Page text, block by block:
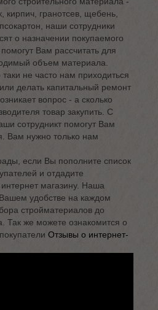
кирпич, гранотсев, щебень,
наши сотрудники
о назначении покупаемого
Вам рассчитать для
объем материала.
не часто нам приходиться
делать капитальный ремонт
вопрос - а сколько
товар закупить. С
сотрудникт помогут Вам
Вам нужно только нам
если Вы пополните список
и отдадите
магазину. Наша
удобстве на каждом
стройматериалов до
Так же можете ознакомится о
Отзывы о интернет-